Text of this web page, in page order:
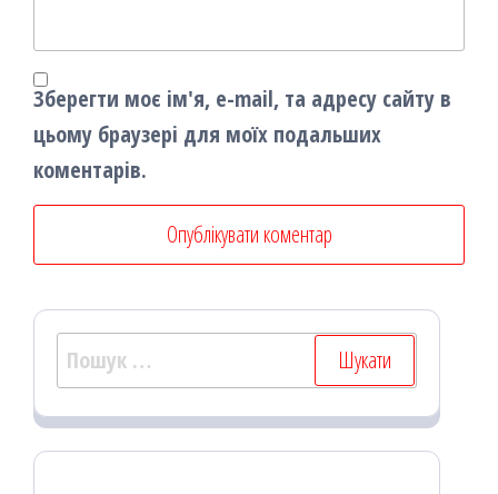
Зберегти моє ім'я, e-mail, та адресу сайту в
цьому браузері для моїх подальших
коментарів.
Пошук: